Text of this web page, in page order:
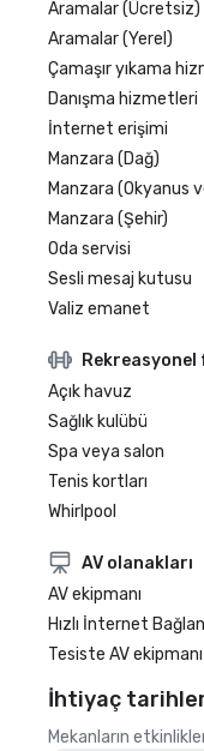
Aramalar (Ücretsiz)
Aramalar (Yerel)
Çamaşır yıkama
Danışma hizmetleri
İnternet erişimi
Manzara (Dağ)
Manzara (Okyanus
Manzara (Şehir)
Oda servisi
Sesli mesaj kutusu
Valiz emanet
Açık havuz
Sağlık kulübü
Spa veya salon
Tenis kortları
Whirlpool
AV olanakları
AV ekipmanı
Hızlı İnternet
Tesiste AV ekipmanı
İhtiyaç
Mekanların